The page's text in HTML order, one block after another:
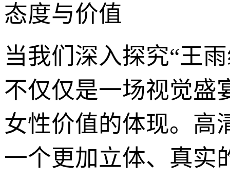
态度与价值
当我们深入探究“王
不仅仅是一场视觉盛
女性价值的体现。高
一个更加立体、真实